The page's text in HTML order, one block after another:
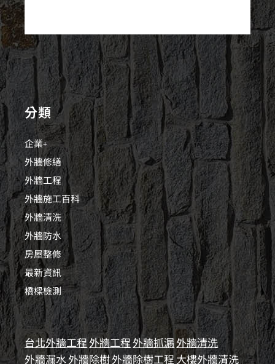
分類
企業+
外牆修繕
外牆工程
外牆施工百科
外牆清洗
外牆防水
房屋整修
最新資訊
橋樑檢測
台北外牆工程 外牆工程 外牆抓漏 外牆清洗
外牆漏水外牆除樹外牆除樹工程大樓外牆清洗